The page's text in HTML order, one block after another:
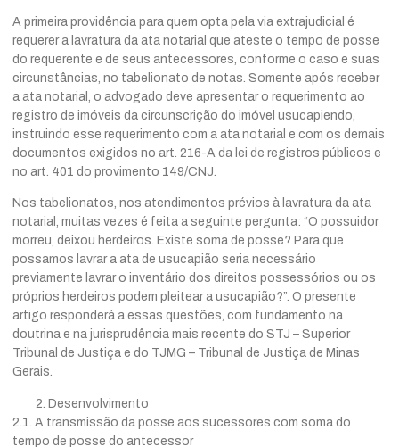
A primeira providência para quem opta pela via extrajudicial é
requerer a lavratura da ata notarial que ateste o tempo de posse
do requerente e de seus antecessores, conforme o caso e suas
circunstâncias, no tabelionato de notas. Somente após receber
a ata notarial, o advogado deve apresentar o requerimento ao
registro de imóveis da circunscrição do imóvel usucapiendo,
instruindo esse requerimento com a ata notarial e com os demais
documentos exigidos no art. 216-A da lei de registros públicos e
no art. 401 do provimento 149/CNJ.
Nos tabelionatos, nos atendimentos prévios à lavratura da ata
notarial, muitas vezes é feita a seguinte pergunta: “O possuidor
morreu, deixou herdeiros. Existe soma de posse? Para que
possamos lavrar a ata de usucapião seria necessário
previamente lavrar o inventário dos direitos possessórios ou os
próprios herdeiros podem pleitear a usucapião?”. O presente
artigo responderá a essas questões, com fundamento na
doutrina e na jurisprudência mais recente do STJ – Superior
Tribunal de Justiça e do TJMG – Tribunal de Justiça de Minas
Gerais.
Desenvolvimento
2.1. A transmissão da posse aos sucessores com soma do
tempo de posse do antecessor